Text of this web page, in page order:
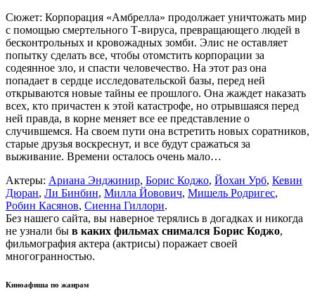
Сюжет: Корпорация «Амбрелла» продолжает уничтожать мир
с помощью смертельного Т-вируса, превращающего людей в
бесконтрольных и кровожадных зомби. Элис не оставляет
попытку сделать все, чтобы отомстить корпорации за
содеянное зло, и спасти человечество. На этот раз она
попадает в сердце исследовательской базы, перед ней
открываются новые тайны ее прошлого. Она жаждет наказать
всех, кто причастен к этой катастрофе, но отрывшаяся перед
ней правда, в корне меняет все ее представление о
случившемся. На своем пути она встретить новых соратников,
старые друзья воскреснут, и все будут сражаться за
выживание. Времени осталось очень мало…
Актеры: Ариана Энджинир, Борис Коджо, Йохан Урб, Кевин
Дюран, Ли Бинбин, Милла Йовович, Мишель Родригес,
Робин Касянов, Сиенна Гиллори.
Без нашего сайта, вы наверное терялись в догадках и никогда
не узнали бы в каких фильмах снимался Борис Коджо,
фильмография актера (актрисы) поражает своей
многогранностью.
Киноафиша по жанрам